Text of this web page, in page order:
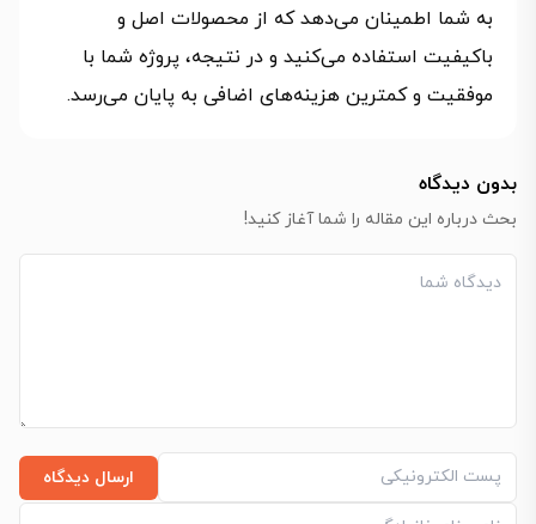
به شما اطمینان می‌دهد که از محصولات اصل و
باکیفیت استفاده می‌کنید و در نتیجه، پروژه شما با
موفقیت و کمترین هزینه‌های اضافی به پایان می‌رسد.
بدون دیدگاه
بحث درباره این مقاله را شما آغاز کنید!
ارسال دیدگاه